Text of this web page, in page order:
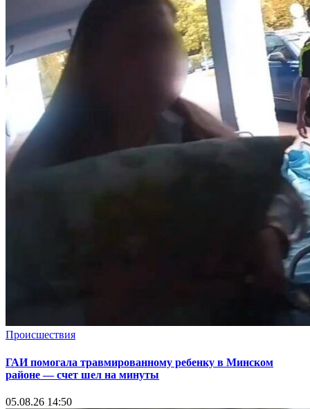
Происшествия
ГАИ помогала травмированному ребенку в Минском
районе — счет шел на минуты
05.08.26 14:50